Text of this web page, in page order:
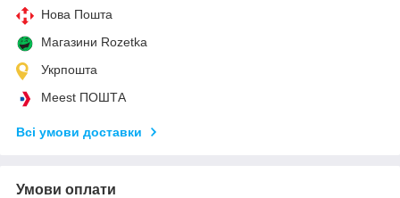
Нова Пошта
Магазини Rozetka
Укрпошта
Meest ПОШТА
Всі умови доставки
Умови оплати